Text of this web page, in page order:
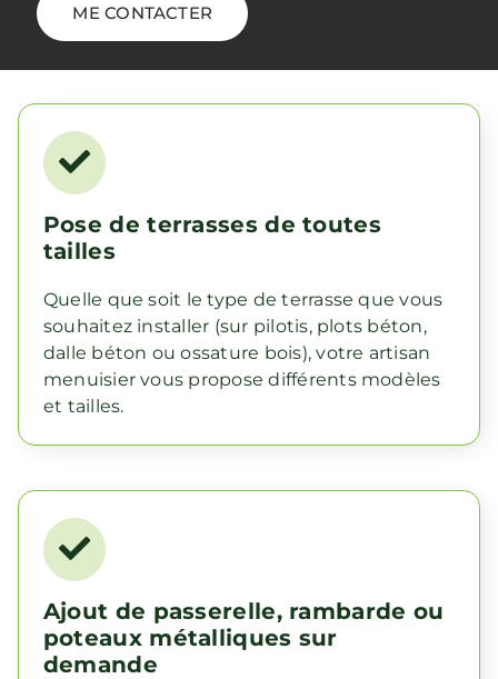
ME CONTACTER
Pose de terrasses de toutes
tailles
Quelle que soit le type de terrasse que vous
souhaitez installer (sur pilotis, plots béton,
dalle béton ou ossature bois), votre artisan
menuisier vous propose différents modèles
et tailles.
Ajout de passerelle, rambarde ou
poteaux métalliques sur
demande